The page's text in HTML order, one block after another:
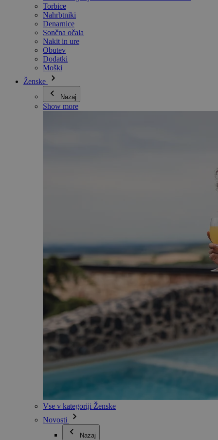
Torbice
Nahrbtniki
Denarnice
Sončna očala
Nakit in ure
Obutev
Dodatki
Moški
Ženske
Nazaj
Show more
Vse v kategoriji Ženske
Novosti
Nazaj